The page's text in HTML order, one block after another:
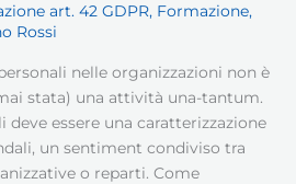
art. 42 GDPR, Formazione,
Rossi
nelle organizzazioni non è
stata) una attività una-tantum.
deve essere una caratterizzazione
un sentiment condiviso tra
o reparti. Come